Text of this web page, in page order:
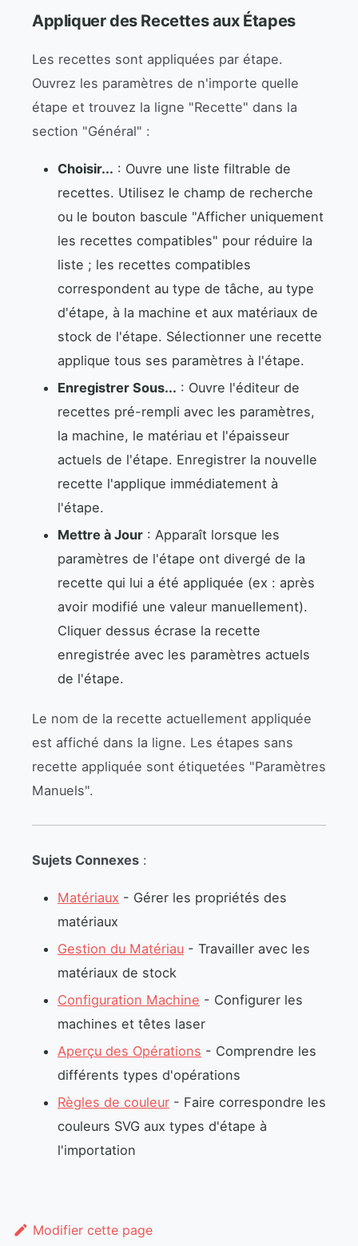
Appliquer des Recettes aux Étapes
Les recettes sont appliquées par étape.
Ouvrez les paramètres de n'importe quelle
étape et trouvez la ligne "Recette" dans la
section "Général" :
Choisir... : Ouvre une liste filtrable de
recettes. Utilisez le champ de recherche
ou le bouton bascule "Afficher uniquement
les recettes compatibles" pour réduire la
liste ; les recettes compatibles
correspondent au type de tâche, au type
d'étape, à la machine et aux matériaux de
stock de l'étape. Sélectionner une recette
applique tous ses paramètres à l'étape.
Enregistrer Sous... : Ouvre l'éditeur de
recettes pré-rempli avec les paramètres,
la machine, le matériau et l'épaisseur
actuels de l'étape. Enregistrer la nouvelle
recette l'applique immédiatement à
l'étape.
Mettre à Jour : Apparaît lorsque les
paramètres de l'étape ont divergé de la
recette qui lui a été appliquée (ex : après
avoir modifié une valeur manuellement).
Cliquer dessus écrase la recette
enregistrée avec les paramètres actuels
de l'étape.
Le nom de la recette actuellement appliquée
est affiché dans la ligne. Les étapes sans
recette appliquée sont étiquetées "Paramètres
Manuels".
Sujets Connexes :
Matériaux - Gérer les propriétés des
matériaux
Gestion du Matériau - Travailler avec les
matériaux de stock
Configuration Machine - Configurer les
machines et têtes laser
Aperçu des Opérations - Comprendre les
différents types d'opérations
Règles de couleur - Faire correspondre les
couleurs SVG aux types d'étape à
l'importation
Modifier cette page